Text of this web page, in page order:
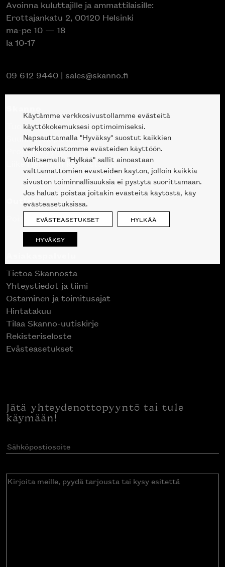
Avoinna kuluttajille ja ammattilaisille:
Erottajankatu 2, 00120 Helsinki
ma-pe 10 — 18
la 10-17
09 612 9440 | sales@skanno.fi
Tuotteet
Suunnittelupalvelu
Projektimyynti
Liike Helsingin keskustassa
Outlet
Poistuvat mallikappaleet
Tietoa Skannosta
Yhteystiedot ja tiimi
Ostaminen ja toimitusajat
Hintatakuu
Tilaa Skanno-uutiskirje
Rekisteriseloste
Evästeasetukset
Jätä yhteydenottopyyntö tai tule
käymään!
Sähköpostiosoite(Pakollinen)
Kirjoita
Käytämme verkkosivustollamme evästeitä
käyttökokemuksesi optimoimiseksi.
Napsauttamalla "Hyväksy" suostut kaikkien
verkkosivustomme evästeiden käyttöön.
Valitsemalla "Hylkää" sallit ainoastaan
välttämättömien evästeiden käytön, jolloin kaikkia
sivuston toiminnallisuuksia ei pystytä suorittamaan.
Jos haluat poistaa joitakin evästeitä käytöstä, käy
evästeasetuksissa.
EVÄSTEASETUKSET HYLKÄÄ
HYVÄKSY